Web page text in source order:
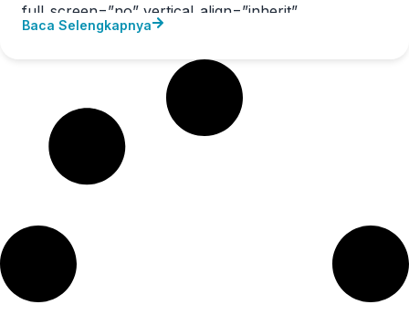
full_screen=”no” vertical_align=”inherit”
divider=”no” back_image=”” back_color=””
parallax_offset=”” animation=””
Baca Selengkapnya